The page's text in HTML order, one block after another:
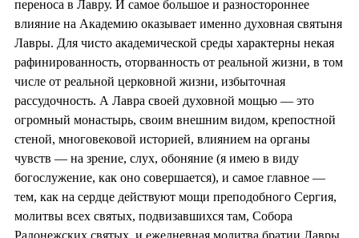
переноса в Лавру. И самое большое и разностороннее
влияние на Академию оказывает именно духовная святыня
Лавры. Для чисто академической среды характерны некая
рафинированность, оторванность от реальной жизни, в том
числе от реальной церковной жизни, избыточная
рассудочность. А Лавра своей духовной мощью — это
огромный монастырь, своим внешним видом, крепостной
стеной, многовековой историей, влиянием на органы
чувств — на зрение, слух, обоняние (я имею в виду
богослужение, как оно совершается), и самое главное —
тем, как на сердце действуют мощи преподобного Сергия,
молитвы всех святых, подвизавшихся там, Собора
Радонежских святых, и ежедневная молитва братии Лавры